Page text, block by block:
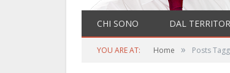
CHI SONO DAL
YOU ARE AT: Home » Posts